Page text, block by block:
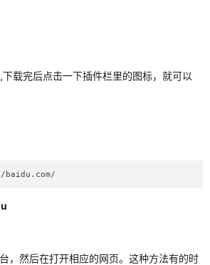
网络配置
,下载完后点击一下插件栏里的图标，就可以
，然后在打开相应的网页。这种方法有的时